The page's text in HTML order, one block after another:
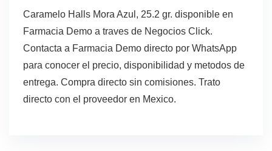
Caramelo Halls Mora Azul, 25.2 gr. disponible en
Farmacia Demo a traves de Negocios Click.
Contacta a Farmacia Demo directo por WhatsApp
para conocer el precio, disponibilidad y metodos de
entrega. Compra directo sin comisiones. Trato
directo con el proveedor en Mexico.